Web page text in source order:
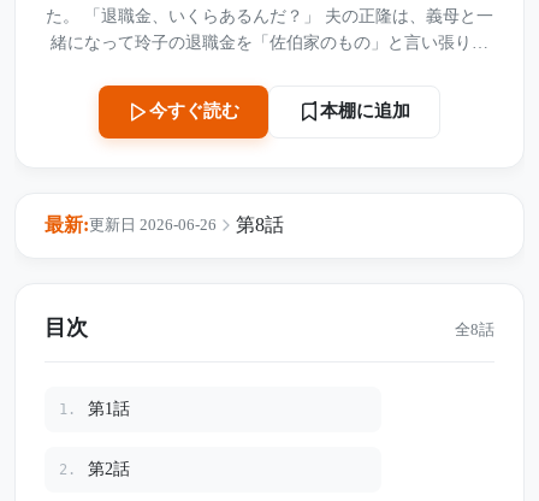
た。 「退職金、いくらあるんだ？」 夫の正隆は、義母と一
緒になって玲子の退職金を「佐伯家のもの」と言い張り、
の会社勤めで知っていた。 言葉は消えても、記録は残る。
義母の暴言、夫の要求、離婚届を使った脅し。 すべてを録
音しながら、玲子は夫が昔から知っている“いつもの場
が本当の退職金3000万円は、夫の知らない口座に守られて
今すぐ読む 本棚に追加
最新: 第8話
更新日 2026-06-26
目次 全8話
1. 第1話
2. 第2話